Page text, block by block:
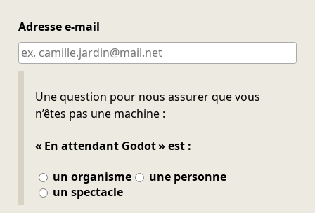
Adresse e-mail
Une question pour nous assurer que vous
n’êtes pas une machine :
« En attendant Godot » est :
un organisme
une personne
un spectacle
Ne pas remplir